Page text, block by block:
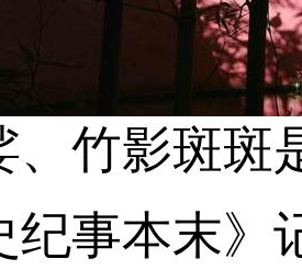
、竹影斑斑
纪事本末》